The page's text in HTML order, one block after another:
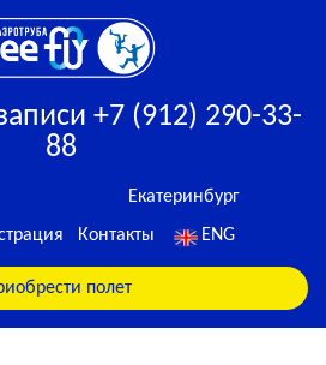
+7 (912) 290-33-
88
Екатеринбург
Контакты ENG
полет